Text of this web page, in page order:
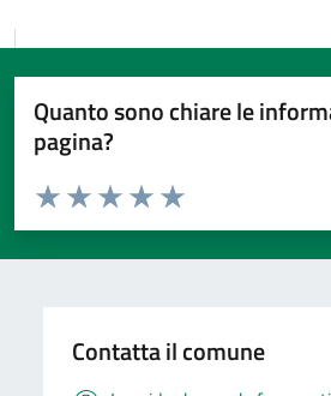
Quanto sono chiare le
pagina?
Valuta da 1 a 5 stelle la pagina
Valuta 5 stelle su 5
Valuta 4 stelle su 5
Valuta 3 stelle su 5
Valuta 2 stelle su 5
Valuta 1 stelle su 5
Contatta il comune